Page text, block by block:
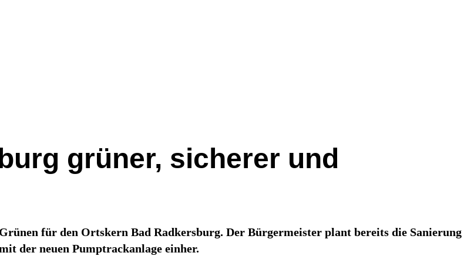
grüner, sicherer und
für den Ortskern Bad Radkersburg. Der Bürgermeister plant bereits die Sanierung
der neuen Pumptrackanlage einher.